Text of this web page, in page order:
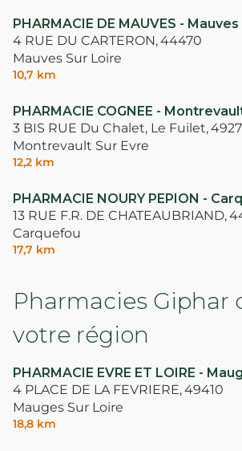
PHARMACIE DE MAUVES -
4 RUE DU CARTERON,44470
Mauves Sur Loire
10,7 km
PHARMACIE COGNEE -
3 BIS RUE Du Chalet, Le Fuilet,
Montrevault Sur Evre
12,2 km
PHARMACIE NOURY PEPION -
13 RUE F.R. DE CHATEAUBRIAND,
Carquefou
17,7 km
Pharmacies Giphar
votre région
PHARMACIE EVRE ET LOIRE -
4 PLACE DE LA FEVRIERE,49410
Mauges Sur Loire
18,8 km